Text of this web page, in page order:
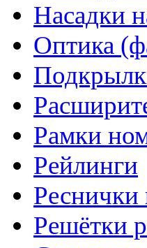
Насадки
Оптика
Рамки
Рейлинги
Решётки